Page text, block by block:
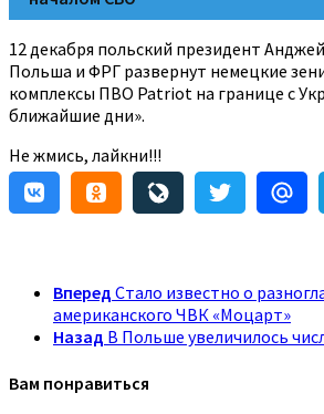
12 декабря польский президент
Польша и ФРГ развернут немецкие
комплексы ПВО Patriot на границе с
ближайшие дни».
Не жмись, лайкни!!!
Вперед Стало известно о
американского ЧВК «Моцарт»
Назад В Польше увеличилось
Вам понравиться